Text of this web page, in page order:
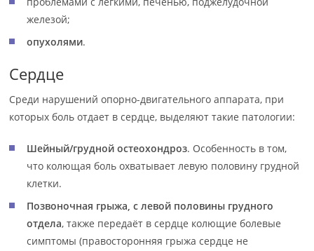
железой;
опухолями.
Сердце
Среди нарушений опорно-двигательного аппарата, при
которых боль отдает в сердце, выделяют такие патологии:
Шейный/грудной остеохондроз. Особенность в том,
что колющая боль охватывает левую половину грудной
клетки.
Позвоночная грыжа, с левой половины грудного
отдела, также передаёт в сердце колющие болевые
симптомы (правосторонняя грыжа сердце не